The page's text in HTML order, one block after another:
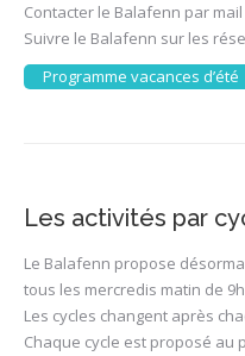
Contacter le Balafenn par mail
Suivre le Balafenn sur les
Programme vacances d’été
Les activités par
Le Balafenn propose
tous les mercredis matin de
Les cycles changent après
Chaque cycle est proposé au